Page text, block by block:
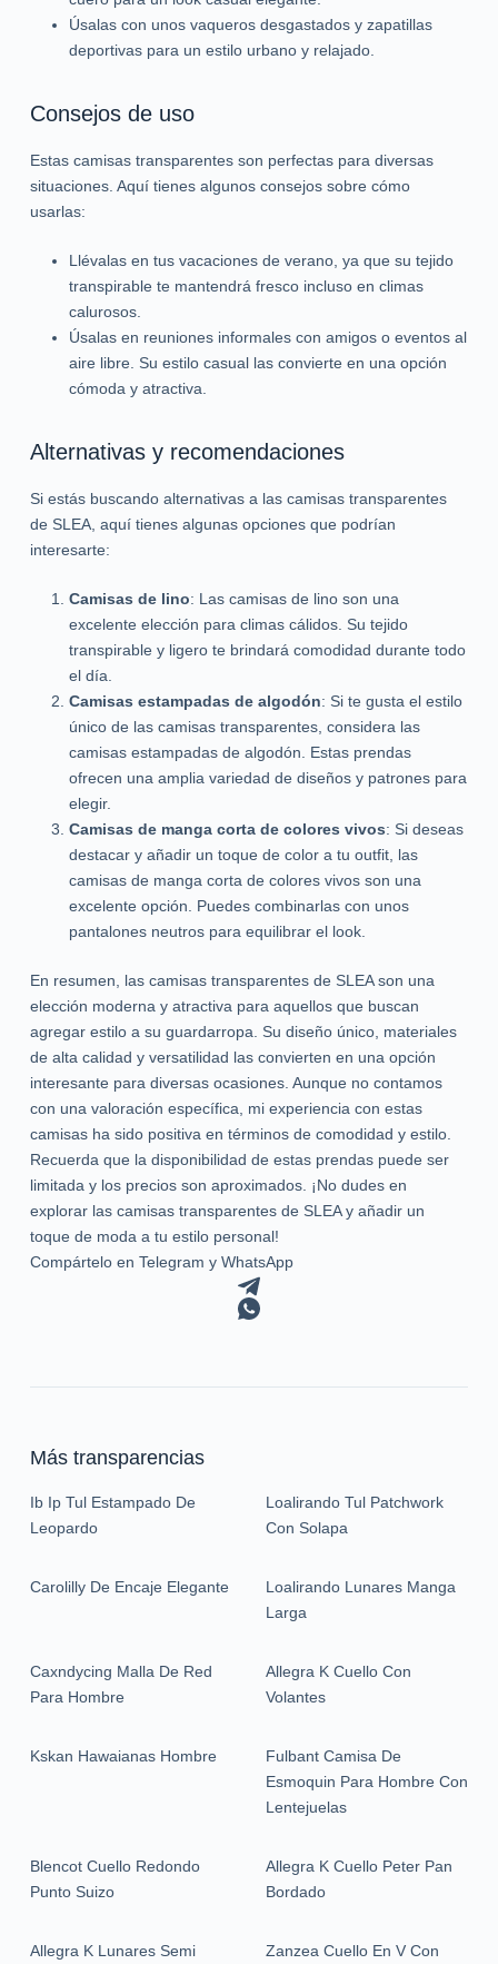
Úsalas con unos vaqueros desgastados y zapatillas
deportivas para un estilo urbano y relajado.
Consejos de uso
Estas camisas transparentes son perfectas para diversas
situaciones. Aquí tienes algunos consejos sobre cómo
usarlas:
Llévalas en tus vacaciones de verano, ya que su tejido
transpirable te mantendrá fresco incluso en climas
calurosos.
Úsalas en reuniones informales con amigos o eventos al
aire libre. Su estilo casual las convierte en una opción
cómoda y atractiva.
Alternativas y recomendaciones
Si estás buscando alternativas a las camisas transparentes
de SLEA, aquí tienes algunas opciones que podrían
interesarte:
Camisas de lino: Las camisas de lino son una
excelente elección para climas cálidos. Su tejido
transpirable y ligero te brindará comodidad durante todo
el día.
Camisas estampadas de algodón: Si te gusta el estilo
único de las camisas transparentes, considera las
camisas estampadas de algodón. Estas prendas
ofrecen una amplia variedad de diseños y patrones para
elegir.
Camisas de manga corta de colores vivos: Si deseas
destacar y añadir un toque de color a tu outfit, las
camisas de manga corta de colores vivos son una
excelente opción. Puedes combinarlas con unos
pantalones neutros para equilibrar el look.
En resumen, las camisas transparentes de SLEA son una
elección moderna y atractiva para aquellos que buscan
agregar estilo a su guardarropa. Su diseño único, materiales
de alta calidad y versatilidad las convierten en una opción
interesante para diversas ocasiones. Aunque no contamos
con una valoración específica, mi experiencia con estas
camisas ha sido positiva en términos de comodidad y estilo.
Recuerda que la disponibilidad de estas prendas puede ser
limitada y los precios son aproximados. ¡No dudes en
explorar las camisas transparentes de SLEA y añadir un
toque de moda a tu estilo personal!
Compártelo en Telegram y WhatsApp
Más transparencias
Ib Ip Tul Estampado De
Leopardo
Loalirando Tul Patchwork
Con Solapa
Carolilly De Encaje Elegante
Loalirando Lunares Manga
Larga
Caxndycing Malla De Red
Para Hombre
Allegra K Cuello Con
Volantes
Kskan Hawaianas Hombre
Fulbant Camisa De
Esmoquin Para Hombre Con
Lentejuelas
Blencot Cuello Redondo
Punto Suizo
Allegra K Cuello Peter Pan
Bordado
Allegra K Lunares Semi
Zanzea Cuello En V Con